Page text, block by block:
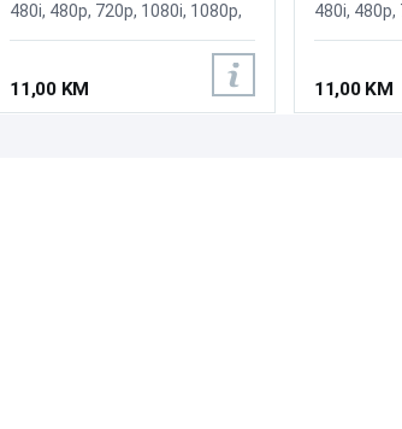
480i, 480p, 720p, 1080i, 1080p,
11,00 KM
480i, 480p,
11,00 KM